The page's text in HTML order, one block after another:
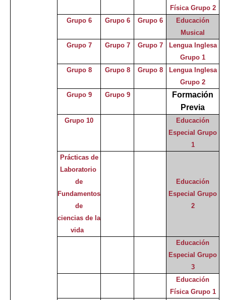
Física Grupo 2
Grupo 6
Grupo 6 Grupo 6
Educación
Musical
Grupo 7
Grupo 7 Grupo 7
Lengua Inglesa
Grupo 1
Grupo 8
Grupo 8 Grupo 8
Lengua Inglesa
Grupo 2
Grupo 9
Grupo 9
Formación
Previa
Grupo 10
Educación
Especial Grupo
1
Prácticas de
Laboratorio
de
Fundamentos
de
ciencias de la
vida
Educación
Especial Grupo
2
Educación
Especial Grupo
3
Educación
Física Grupo 1